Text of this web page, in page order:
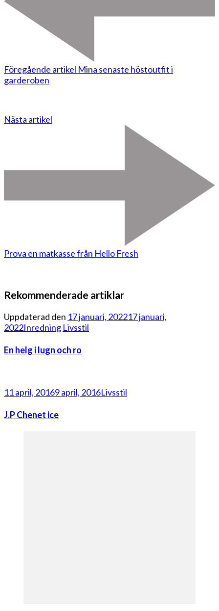
Föregående artikel Mina senaste höstoutfit i
garderoben
Nästa artikel
Prova en matkasse från Hello Fresh
Rekommenderade artiklar
Uppdaterad den 17 januari, 202217 januari,
2022Inredning Livsstil
En helg i lugn och ro
11 april, 20169 april, 2016Livsstil
J.P Chenet ice